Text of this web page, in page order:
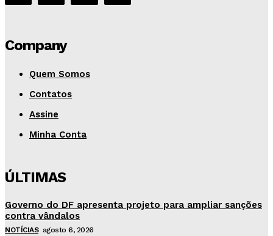
Company
Quem Somos
Contatos
Assine
Minha Conta
ÚLTIMAS
Governo do DF apresenta projeto para ampliar sanções
contra vândalos
NOTÍCIAS agosto 6, 2026